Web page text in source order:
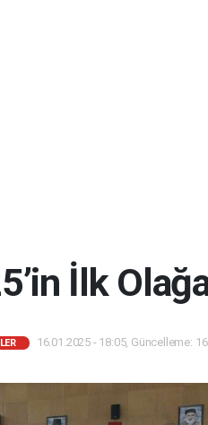
İlk
16.01.2025 - 18:05, Güncelleme: